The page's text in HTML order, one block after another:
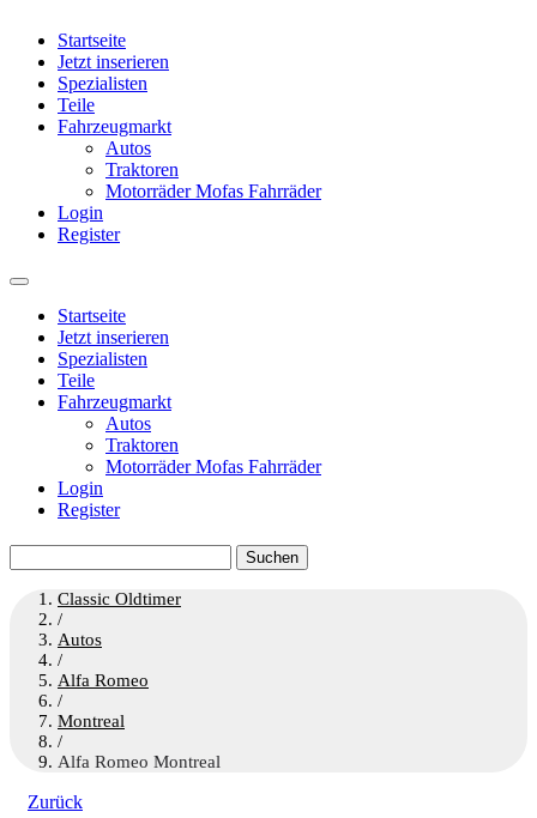
Startseite
Jetzt inserieren
Spezialisten
Teile
Fahrzeugmarkt
Autos
Traktoren
Motorräder Mofas Fahrräder
Login
Register
Startseite
Jetzt inserieren
Spezialisten
Teile
Fahrzeugmarkt
Autos
Traktoren
Motorräder Mofas Fahrräder
Login
Register
nach:
Classic Oldtimer
/
Autos
/
Alfa Romeo
/
Montreal
/
Alfa Romeo Montreal
Zurück